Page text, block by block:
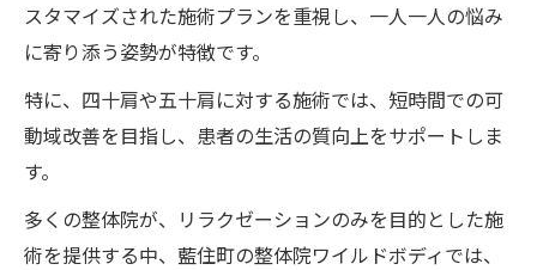
スタマイズされた施術プランを重視し、一人一人の悩み
に寄り添う姿勢が特徴です。
特に、四十肩や五十肩に対する施術では、短時間での可
動域改善を目指し、患者の生活の質向上をサポートしま
す。
多くの整体院が、リラクゼーションのみを目的とした施
術を提供する中、藍住町の整体院ワイルドボディでは、